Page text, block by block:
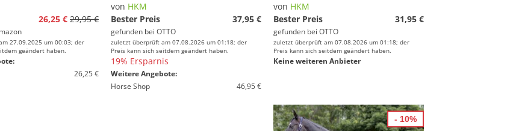
26,25 € 29,95 €
27.09.2025 um 00:03; der
geändert haben.
26,25 €
von HKM
Bester Preis
37,95 €
gefunden bei OTTO
zuletzt überprüft am 07.08.2026 um 01:18; der
Preis kann sich seitdem geändert haben.
19% Ersparnis
Weitere Angebote:
Horse Shop
46,95 €
von HKM
Bester Preis
31,95 €
gefunden bei OTTO
zuletzt überprüft am 07.08.2026 um 01:18; der
Preis kann sich seitdem geändert haben.
Keine weiteren Anbieter
- 10%